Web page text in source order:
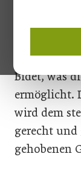
Das
Bidet, was
ermöglicht.
wird dem
gerecht
gehobenen